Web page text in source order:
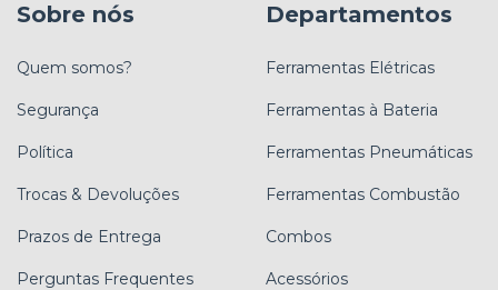
Sobre nós
Quem somos?
Segurança
Política
Trocas & Devoluções
Prazos de Entrega
Perguntas Frequentes
Departamentos
Ferramentas Elétricas
Ferramentas à Bateria
Ferramentas Pneumáticas
Ferramentas Combustão
Combos
Acessórios